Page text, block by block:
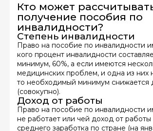
Кто может
получение пособия по
инвалидности?
Степень инвалидности
Право на пособие по инвалидности
кого процент инвалидности
минимум, 60%, а если имеются
медицинских проблем, и одна из них
то необходимый минимум снижается
(совокупно).
Доход от работы
Право на пособие по инвалидности
не работает или чей доход от
среднего заработка по стране (на